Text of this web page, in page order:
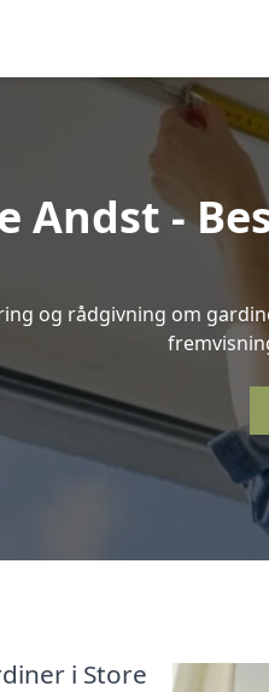
Andst -
og rådgivning om
i Store